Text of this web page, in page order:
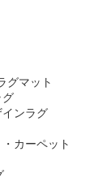
グマット
グ
ンラグ
カーペット